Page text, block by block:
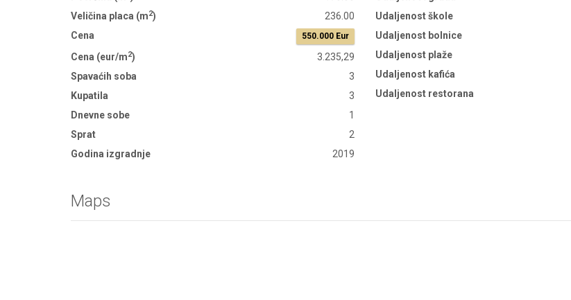
Veličina placa (m2)
236.00
Cena
550.000 Eur
Cena (eur/m2)
3.235,29
Spavaćih soba
3
Kupatila
3
Dnevne sobe
1
Sprat
2
Godina izgradnje
2019
Udaljenost škole
Udaljenost bolnice
Udaljenost plaže
Udaljenost kafića
Udaljenost restorana
Maps